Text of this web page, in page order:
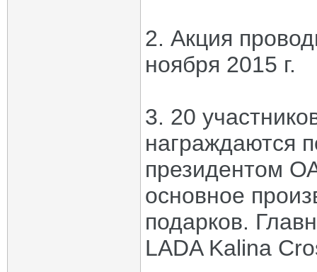
2. Акция
ноября 2015 г.
3. 20
награждаются
президентом
основное
подарков.
LADA Kalina